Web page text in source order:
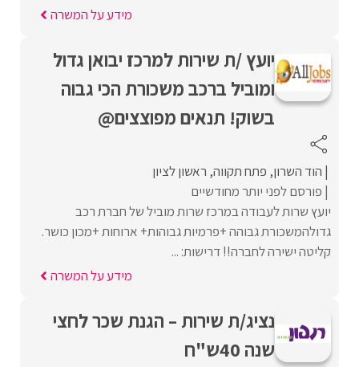
מידע על המשרה
יועץ /ת שירות למרכז יבואן גדול
ומוביל ברכב משכורת הכי גבוה
בשוק! תנאים מפוצצים@
הוד השרון פתח תקווה ראשון לציון
פורסם לפני יותר מחודשיים
יועץ שרות לעבודה במרכז שרות מוביל של חברת רכב
גדולהמשכורת גבוהה +פרמיות גבוהות+ ארוחות +מכון כושר.
קליטה ישירה לחברה!! דרישות: ...
מידע על המשרה
נציג/ת שירות – הגנת שכר לחצי
שנה 40ש"ח